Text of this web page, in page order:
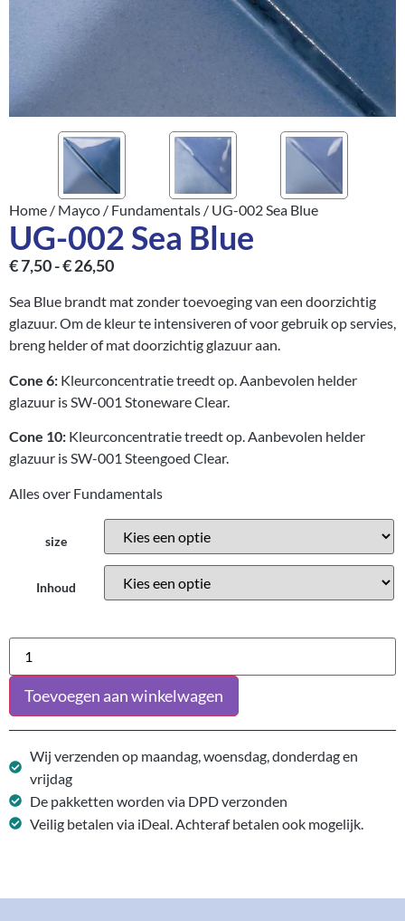
Home / Mayco / Fundamentals / UG-002 Sea Blue
UG-002 Sea Blue
€7,50-€26,50
Sea Blue brandt mat zonder toevoeging van een doorzichtig
glazuur. Om de kleur te intensiveren of voor gebruik op servies,
breng helder of mat doorzichtig glazuur aan.
Cone 6: Kleurconcentratie treedt op. Aanbevolen helder
glazuur is SW-001 Stoneware Clear.
Cone 10: Kleurconcentratie treedt op. Aanbevolen helder
glazuur is SW-001 Steengoed Clear.
Alles over Fundamentals
size
Inhoud
Toevoegen aan winkelwagen
Wij verzenden op maandag, woensdag, donderdag en
vrijdag
De pakketten worden via DPD verzonden
Veilig betalen via iDeal. Achteraf betalen ook mogelijk.